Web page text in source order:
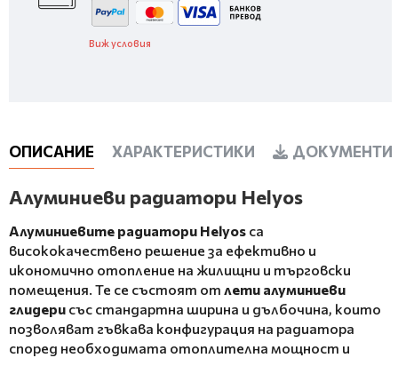
Виж условия
ОПИСАНИЕ ХАРАКТЕРИСТИКИ ДОКУМЕНТИ
Алуминиеви радиатори Helyos
Алуминиевите радиатори Helyos са
висококачествено решение за ефективно и
икономично отопление на жилищни и търговски
помещения. Те се състоят от лети алуминиеви
глидери със стандартна ширина и дълбочина, които
позволяват гъвкава конфигурация на радиатора
според необходимата отоплителна мощност и